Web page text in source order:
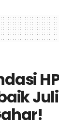
HP